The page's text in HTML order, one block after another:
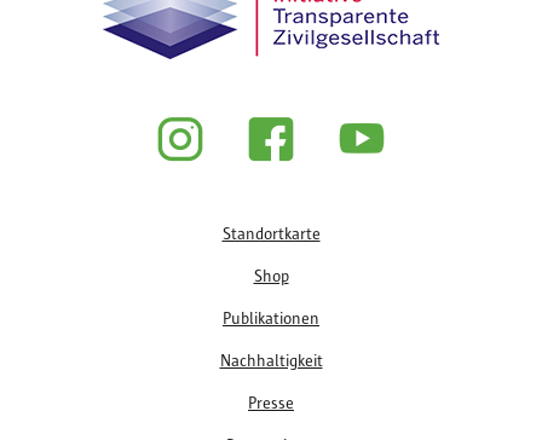
Standortkarte
Shop
Publikationen
Nachhaltigkeit
Presse